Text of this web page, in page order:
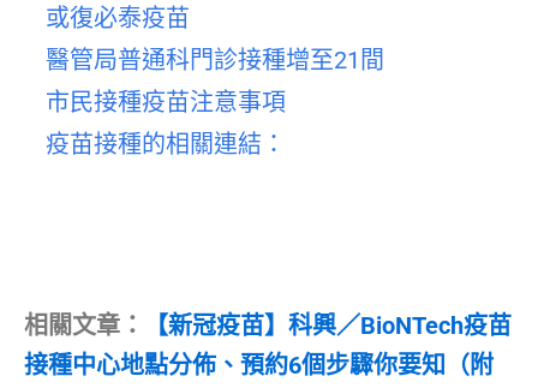
或復必泰疫苗
醫管局普通科門診接種增至21間
市民接種疫苗注意事項
疫苗接種的相關連結：
相關文章：
【新冠疫苗】科興／BioNTech疫苗
接種中心地點分佈、預約6個步驟你要知（附